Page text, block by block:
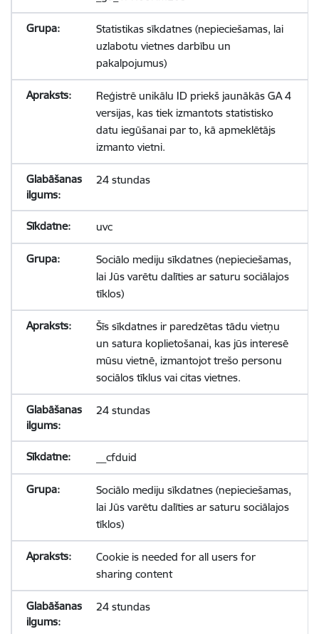
Statistikas sīkdatnes (nepieciešamas, lai
uzlabotu vietnes darbību un
pakalpojumus)
Reģistrē unikālu ID priekš jaunākās GA 4
versijas, kas tiek izmantots statistisko
datu iegūšanai par to, kā apmeklētājs
izmanto vietni.
24 stundas
uvc
Sociālo mediju sīkdatnes (nepieciešamas,
lai Jūs varētu dalīties ar saturu sociālajos
tīklos)
Šīs sīkdatnes ir paredzētas tādu vietņu
un satura koplietošanai, kas jūs interesē
mūsu vietnē, izmantojot trešo personu
sociālos tīklus vai citas vietnes.
24 stundas
__cfduid
Sociālo mediju sīkdatnes (nepieciešamas,
lai Jūs varētu dalīties ar saturu sociālajos
tīklos)
Cookie is needed for all users for
sharing content
24 stundas